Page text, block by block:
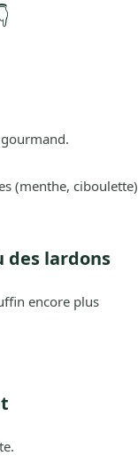
(menthe, ciboulette)
des lardons
encore plus